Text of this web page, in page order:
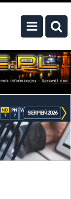
? ? ? ? ? ?
SIERPIEŃ 2026